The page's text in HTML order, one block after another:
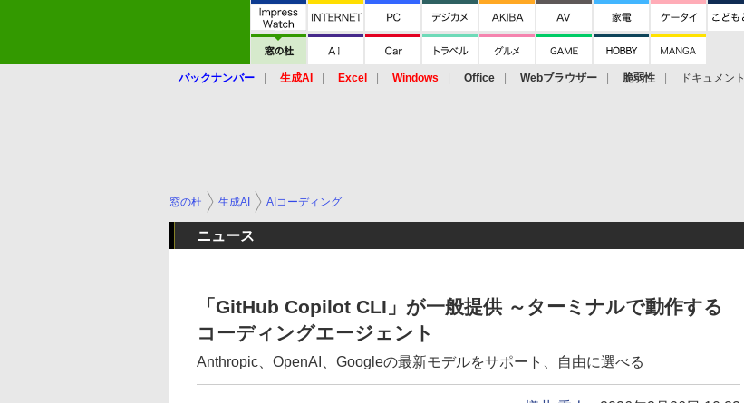
バックナンバー 生成AI Excel Windows Office Webブラウザー 脆弱性 ドキュメント
窓の杜 生成AI AIコーディング
ニュース
「GitHub Copilot CLI」が一般提供 ～ターミナルで動作する
コーディングエージェント
Anthropic、OpenAI、Googleの最新モデルをサポート、自由に選べる